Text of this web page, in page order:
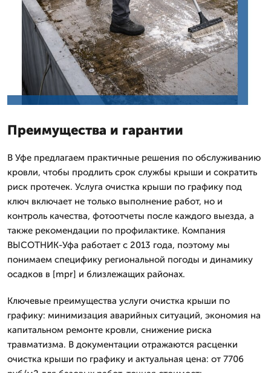
Преимущества и гарантии
В Уфе предлагаем практичные решения по обслуживанию
кровли, чтобы продлить срок службы крыши и сократить
риск протечек. Услуга очистка крыши по графику под
ключ включает не только выполнение работ, но и
контроль качества, фотоотчеты после каждого выезда, а
также рекомендации по профилактике. Компания
ВЫСОТНИК-Уфа работает с 2013 года, поэтому мы
понимаем специфику региональной погоды и динамику
осадков в [mpr] и близлежащих районах.
Ключевые преимущества услуги очистка крыши по
графику: минимизация аварийных ситуаций, экономия на
капитальном ремонте кровли, снижение риска
травматизма. В документации отражаются расценки
очистка крыши по графику и актуальная цена: от 7706